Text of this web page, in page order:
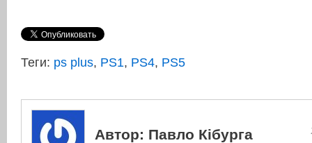
Теги: ps plus, PS1, PS4, PS5
Автор: Павло Кібурга